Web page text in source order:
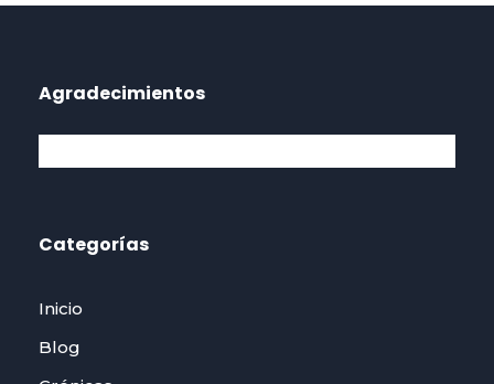
Agradecimientos
Categorías
Inicio
Blog